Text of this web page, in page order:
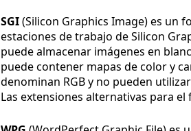
SGI(Silicon Graphics Image) es un
estaciones de trabajo de Silicon
puede almacenar imágenes en
puede contener mapas de color y
denominan RGB y no pueden
Las extensiones alternativas para el